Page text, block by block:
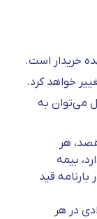
خریدار است.
خواهد کرد.
می‌توان به
هر
بیمه
قید
در هر